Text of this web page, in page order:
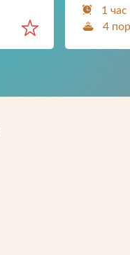
1 час
4